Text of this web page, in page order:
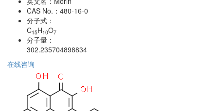
CAS No.： 480-16-0
分子式：
C15H10O7
分子量：
302.235704898834
在线咨询